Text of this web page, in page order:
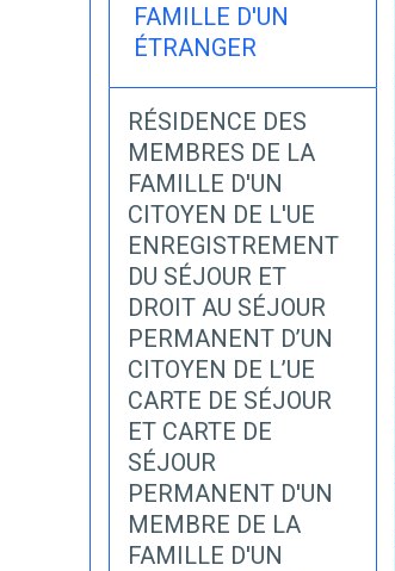
FAMILLE D'UN
ÉTRANGER
RÉSIDENCE DES
MEMBRES DE LA
FAMILLE D'UN
CITOYEN DE L'UE
ENREGISTREMENT
DU SÉJOUR ET
DROIT AU SÉJOUR
PERMANENT D’UN
CITOYEN DE L’UE
CARTE DE SÉJOUR
ET CARTE DE
SÉJOUR
PERMANENT D'UN
MEMBRE DE LA
FAMILLE D'UN